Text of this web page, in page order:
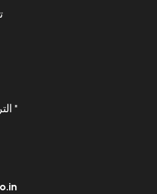
"الترويج والهدايا المؤسسية "